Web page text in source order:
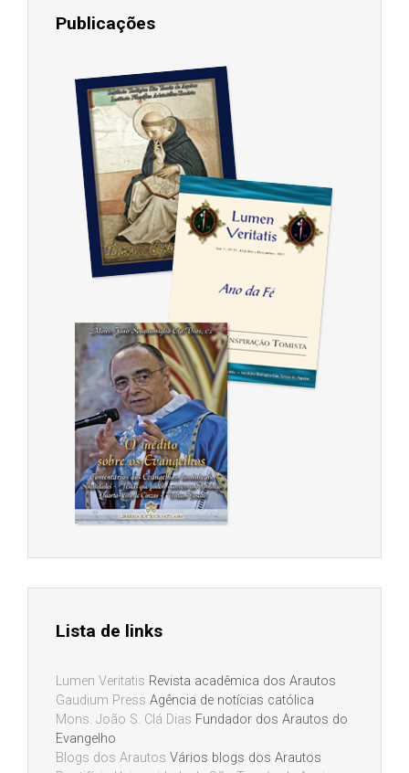
Publicações
Lista de links
Lumen Veritatis Revista acadêmica dos Arautos
Gaudium Press Agência de notícias católica
Mons. João S. Clá Dias Fundador dos Arautos do
Evangelho
Blogs dos Arautos Vários blogs dos Arautos